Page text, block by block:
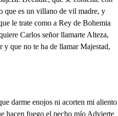
buenas muertes. Que aunque este pueblo de tu yugo huye que con tu sangre lo compraste mira, y tantos males por su bien concluye. Tú verás si Laurencio no retira su ejército vencido y destrozado y por perdón humilde aquí suspira. Yo estoy de tu valor tan confiado, que eso y más de tu esfuerzo hijo espero que me pondrás en mi debido estado Vamos ya, que por verme con el muero y por juntar los filos vencedores del reluciente y afilado acero vamos y Dios nos haga vencedores, De esas memorias no cures que tiempo habrá que más bien y dejaya tu desdén aquesas cosas procures. E3 Que Que entre el son del atambor . ya Porcia puedes callar, que el ejército apresura, muy mal señora se cura la guerra dulce de amor. (ra Ay Cornelio a Dios pluguie que Porcia estuviera tal, que para aplacar su mal tu consejo recibiera. Pero tiene amor mi pecho, puesto en tal extremo ya, que tu consejo vendrá tarde, mal, y sin provecho. Tú como libre aconsejas, y yo lloro mi pasión, pues como sin posesión de cautiverio te quejas. Si no te quiso Lanrencio no estas libre? . libre estoy, pero si el alma le doy ya la aprisiono en silencio. Aunque algunas veces sale por los ojos para verle, mas luego vuelve a ponerle en pena que gloria vale. Porque aunque ve mi pasión su muerte, ve aquellos ojos, que robaron los despojos. a este triste corazón. Por cierto Porcia tú das en donoso desatino, amor me dio este ramino, y estorbarlo es por demás. Ay mi Laurencio y mi bien, hasta aquí encuentro tu no- amado Laurencio, (bre asombre mis sentidos tu desdén. Mas no huyas de mi vista, ORTUNA DEI que comienzan a marchar los soldos, . qué resista La lengua, pides en vano: que es instrumento que en toda la ponzoña mala del pecho, y lo deja sano, Déjame Cornelio dar alivio a mi mal, Laupodría un soldado en cortesía cierta cosa preguntar. Preguntad en hora buena soldado de taferan ( qué hermoso, que galán aliviado me a la pena. Preguntad soldado amiga y contad vuestra demando a muchos años que and un hombre honrado conm Y es tanta nuestra amista; que matrimonio parece, dichoso aquel que merece gozar de tu voluntad. parece se ha suspendido, qué cruelda d amor es sin duda Porcia es aquest ella es no me ha conocido, Bien será disimular ( como es el amistad tanta a penas ruueve la planta que no lo vaya a buscar. Y ahera en aquesta guerra se vino sin darme parte, que es aficionado a Marte que el ocio torpe destienn Vengo a buscarle, y quisio hay enemiga cruel que me dieses ceunta de él y es su nombre? . Ursin espera. CAVALLERO DEI Urfino? Si Urfino pues, r es vuestro pariente amigo? fuelo un tiepo, y ya es testigo de mudanzas, y interes. Ahora le quiero bien solo porque tú lo quieres, T . hablando están, o mujeres maldigaos el cielo amén. Ya es Ursino, ya Laurencio; ya este, y después estotro, y mañana será otro: yo solo no diferencio. Que en todo soy general, sea Cristiana, o lea mora, de . esto le faltaba ahora d (para remedio) a mi mal. mi Por eso os beso las manos, a y mi persona os ofrezco, si es que serviros merezco, que ser menos Cortesanos. Sois de Roma natural? natural soy de un dolor, y es grande, y es el mayor que pudo tener mi mal. Y quién esa patria os dio? ausencia me dio esta dicha y es es vuestra madre? desdicha pues nací con ella yo. Sínduda aqueste es amor, y quiere disimular, pues se ha venidd a quejar de su desdicha y dolor. Y quién os causo ese daño? mi estrella, ya va saliendo, que va ssiempre persiguiendo mis placeres, gusto extraño. Me da su conversación, quisiste bien? (ya le toco,) quise, y fue mucho? fue poco, aunque fue de corazón. A quí conviene fingir con esta enemiga, a cielos, y que ha sido, han sido celos? quién lo pudiera decir, Celos son de otra mujer de otra tienes celos, bueno, si tienen igual veneno que mal se pueden hacer. De una mujer el amor en distinciones no mira, que es hijo de la mentira siempre a la verdad traidor. Como es la mujer livuiana a cualquier viento se mueve, y si da en serlo se atreve a cualquier ofensa vana. Será la que te hiciare, que supuesto que se atreva a olvidarte, no es muy nueva esa ofensa en el que quiere. Qué nosotros olvidanos y a veces sin ocasión: pero dime en conciusión, pues que de aquesto tratamos. Cómo de mujer la celas? ya que mis males escuchas, y son mis desdichas muchas, y mayores sus cautelas, Sabrás que dio en querer bien a mi cuyo cierta dama, que en el amor y su llama a todos daba desdén. Al fin aqueste angel mío vino aquí sin mi forzada con su padre, a esta jornada de quien mis venturas fío. Que nunca en la guerra suele dejar de haber mil mudanzas, fuera que mis esperanzas hay otro que las desuele Porque la enemiga mía siguiendo a mi gusto viene suspensa el gusto me tiene su amor y su gallardía Yo se lo vendré a decir este es en suma mi mal y dicho con gracia tal será fácil de sufrir Demás que el cuento es galano brávamente se enternecen sin duda los dos se ofrecen con término Cortesano porcia vamos, que ya es hora que el Sol al Ocaso parte, hablándole a estado a parte y casi de gozo llora. Vamos mi nuevo cuidado ven ya voy a acompañarte voy mi Laurencio a buscarte. or entra divino soldado, No tienes que apasionarte Ursino que esos enojos se acabaran los despojos,